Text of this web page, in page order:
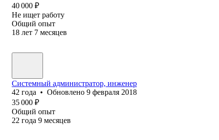
40 000 ₽
Не ищет работу
Общий опыт
18 лет 7 месяцев
Системный администратор, инженер
42 года • Обновлено 9 февраля 2018
35 000 ₽
Общий опыт
22 года 9 месяцев